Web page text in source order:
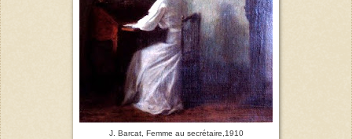
J. Barcat, Femme au secrétaire,1910